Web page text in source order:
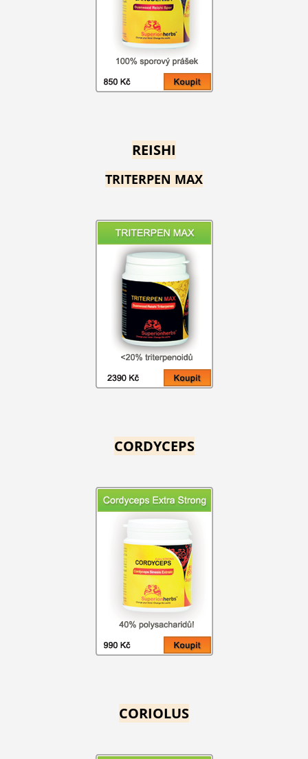
REISHI
TRITERPEN MAX
CORDYCEPS
CORIOLUS